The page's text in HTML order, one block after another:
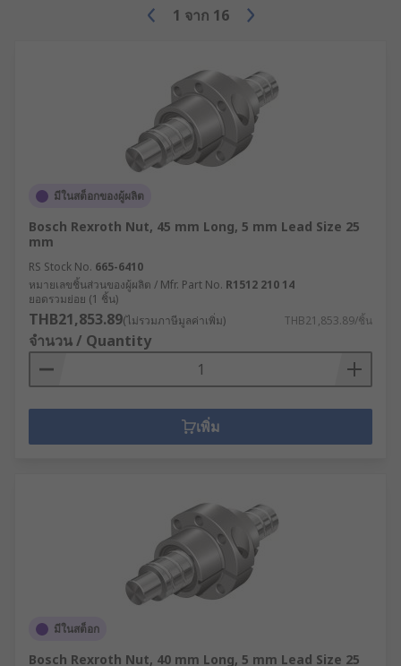
1 จาก 16
มีในสต็อกของผู้ผลิต
Bosch Rexroth Nut, 45 mm Long, 5 mm Lead Size 25
mm
RS Stock No. 665-6410
หมายเลขชิ้นส่วนของผู้ผลิต / Mfr. Part No. R1512 210 14
ยอดรวมย่อย (1 ชิ้น)
THB21,853.89(ไม่รวมภาษีมูลค่าเพิ่ม) THB21,853.89/ชิ้น
จำนวน / Quantity
เพิ่ม
มีในสต็อก
Bosch Rexroth Nut, 40 mm Long, 5 mm Lead Size 25